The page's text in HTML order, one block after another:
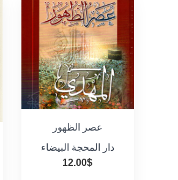
عصر الظهور
دار المحجة البيضاء
12.00$